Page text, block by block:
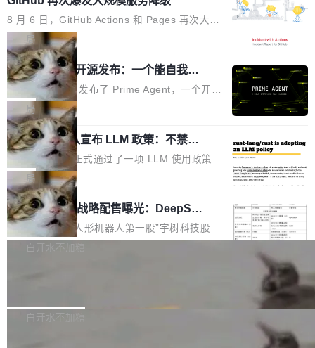
026 的读者：「看了篇 ...
认为最重要的一个——复杂度恰到好处，刚好能
驱动你去学 CuTe，但还没被那些"邪恶的" Hopp
er++ 优化所淹没，足够容易修改和适配。 更关
键的是 FA2 的持久性...
型智能设备的开发、连接与互联提供关键支撑，
也为产业链企业探索产品创新与商业增长打开新
的空间。 8月14日，开源鸿蒙智能硬件开发者日
（OHDD：OpenHarmony Hardware Develope
r Day）将在杭州启航。活动面向智能硬件产业
链企业和开发者，邀请行业专家与资深技术顾
问，围绕开源鸿蒙技术能力、设备适配、芯片适
配、功耗与稳定性调优、兼容性测评及统一互联
等内容展开系统讲解和实战交流，帮助企业进一
步了解开源鸿蒙在智能...
8 月 6 日，GitHub Actions 和 Pages 再次大规
模服务降级，Actions 完全不可用超过 5 小时，
webhook 停发，连自托管 runner 也因调度层故
障无法工作。Pages、Copilot code review、C
opilot coding agent 全部受影响。从检测到完全
恢复，大约 12 小时。 这是 2026 年 8 月的第六
起事故，其中四起与 AI/Copilot 服务相关。 Git
Hub 员工 kdaigle 在 HN 讨论中贴出了一组数
据：2025 年全年 10 亿次 commit。现在，每周
2.75 亿次，全年预计 140 亿次。GitHub...
局
Prime Agent 开源发布：一个能自我改
进的编程 Agent，ARC-AGI 3 超越人类
专家基线
Prime Intellect 发布了 Prime Agent，一个开源
的编程 Agent Harness，核心设计围绕两个抽
象：Recursive Language Model（RLM）和 C
ontinual Harness。在 ARC-AGI 3 基准测试
上，Prime Agent + Opus 5 的组合达到了 95.
5% RHAE Best@1，超过了 ARC 报告的人类专
家基线 95.4%。 不是又一个 coding agent 包装
器 Prime Agent 的架构和市面上大多数 coding
agent 有本质区别。大多数 agent harness 的设
计是基于早期模型的能力—...
局
Rust 项目团队宣布 LLM 政策：不禁
止，但你要承认哪些代码不是你写的
Rust 语言项目正式通过了一项 LLM 使用政策，
覆盖 rust-lang/rust 单一仓库的代码贡献。这不
是项目级别的官方立场，目前由五个团队采纳，
但它可能是主流开源项目中关于 AI 辅助贡献最
细致的一份规则。 政策的核心只有一句话：LLM
可以用来分析、提炼、审阅、建议，但不能用来
不得生成涉及安全性的关键变更，除非作者本身
局
宇树科技 IPO 战略配售曝光：DeepSe
ek 获配 93.3 万股，锁定 36 个月
8月6日晚间，“人形机器人第一股”宇树科技股份
有限公司披露IPO发行价格及战略配售结果，杭
36个月。 公告显示，本次宇树科技战略配售对
白开水不加糖
Bug fixes and enhancements 修复多次传递同
白开水不加糖